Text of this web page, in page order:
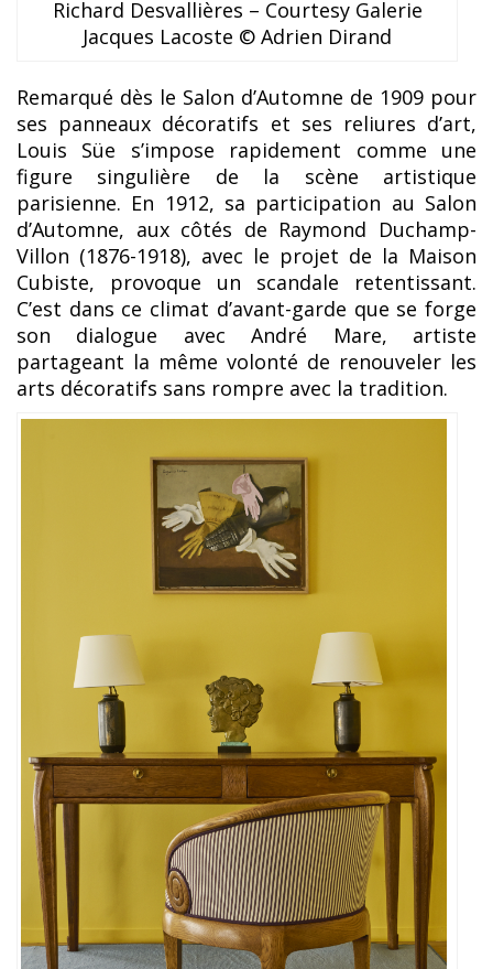
Richard Desvallières – Courtesy Galerie
Jacques Lacoste © Adrien Dirand
Remarqué dès le Salon d’Automne de 1909 pour
ses panneaux décoratifs et ses reliures d’art,
Louis Süe s’impose rapidement comme une
figure singulière de la scène artistique
parisienne. En 1912, sa participation au Salon
d’Automne, aux côtés de Raymond Duchamp-
Villon (1876-1918), avec le projet de la Maison
Cubiste, provoque un scandale retentissant.
C’est dans ce climat d’avant-garde que se forge
son dialogue avec André Mare, artiste
partageant la même volonté de renouveler les
arts décoratifs sans rompre avec la tradition.